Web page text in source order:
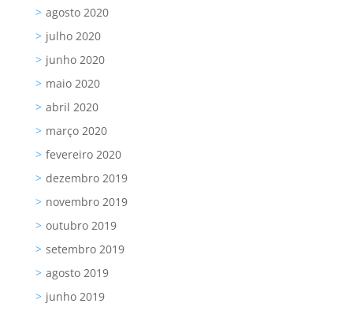
agosto 2020
julho 2020
junho 2020
maio 2020
abril 2020
março 2020
fevereiro 2020
dezembro 2019
novembro 2019
outubro 2019
setembro 2019
agosto 2019
junho 2019